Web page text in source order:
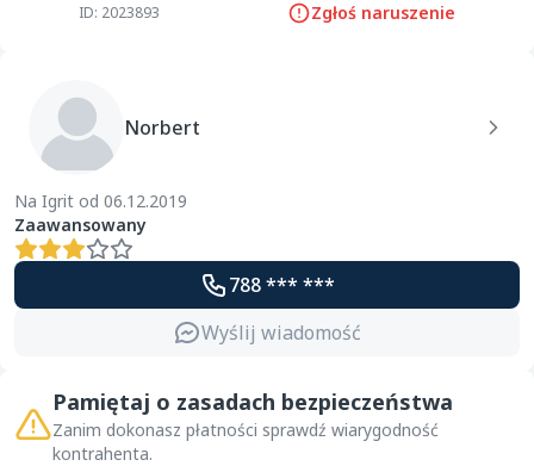
ID: 2023893 Zgłoś naruszenie
Norbert
Na Igrit od 06.12.2019
Zaawansowany
788 *** ***
Wyślij wiadomość
Pamiętaj o zasadach bezpieczeństwa
Zanim dokonasz płatności sprawdź wiarygodność
kontrahenta.